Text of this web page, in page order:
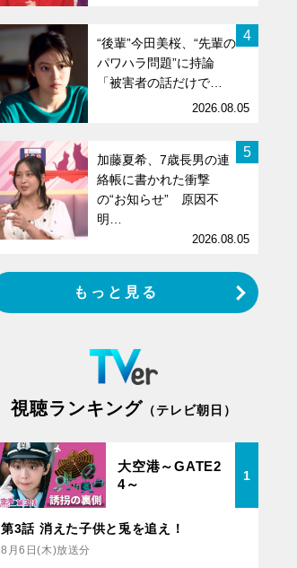
4
“後輩”今田美桜、“先輩の
パワハラ問題”に持論
「被害者の話だけで…
2026.08.05
5
加藤夏希、7歳長男の連
絡帳に書かれた衝撃
の“お知らせ” 原因不
明…
2026.08.05
もっと見る
視聴ランキング （テレビ朝日）
大空港～GATE2
4～
1
第3話 消えた子供と兎を追え！
8月6日(木)放送分